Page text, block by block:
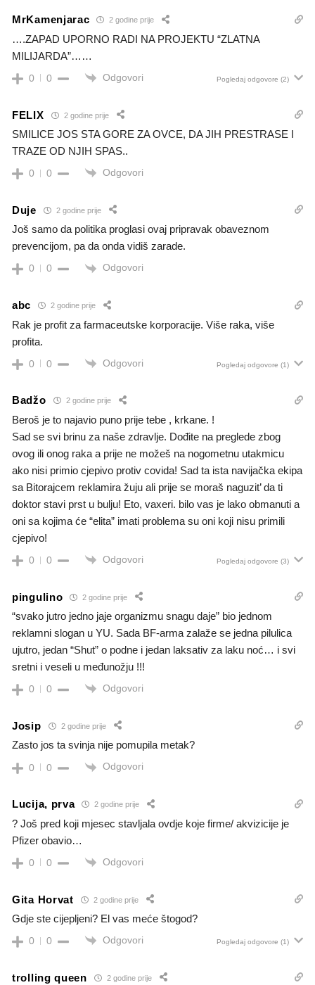
MrKamenjarac 2 godine prije
….ZAPAD UPORNO RADI NA PROJEKTU “ZLATNA
MILIJARDA”……
0 0 Odgovori Pogledaj odgovore (2)
FELIX 2 godine prije
SMILICE JOS STA GORE ZA OVCE, DA JIH PRESTRASE I
TRAZE OD NJIH SPAS..
0 0 Odgovori
Duje 2 godine prije
Još samo da politika proglasi ovaj pripravak obaveznom
prevencijom, pa da onda vidiš zarade.
0 0 Odgovori
abc 2 godine prije
Rak je profit za farmaceutske korporacije. Više raka, više
profita.
0 0 Odgovori Pogledaj odgovore (1)
Badžo 2 godine prije
Beroš je to najavio puno prije tebe , krkane. !
Sad se svi brinu za naše zdravlje. Dođite na preglede zbog
ovog ili onog raka a prije ne možeš na nogometnu utakmicu
ako nisi primio cjepivo protiv covida! Sad ta ista navijačka ekipa
sa Bitorajcem reklamira žuju ali prije se moraš naguzit’ da ti
doktor stavi prst u bulju! Eto, vaxeri. bilo vas je lako obmanuti a
oni sa kojima će “elita” imati problema su oni koji nisu primili
cjepivo!
0 0 Odgovori Pogledaj odgovore (3)
pingulino 2 godine prije
“svako jutro jedno jaje organizmu snagu daje” bio jednom
reklamni slogan u YU. Sada BF-arma zalaže se jedna pilulica
ujutro, jedan “Shut” o podne i jedan laksativ za laku noć… i svi
sretni i veseli u međunožju !!!
0 0 Odgovori
Josip 2 godine prije
Zasto jos ta svinja nije pomupila metak?
0 0 Odgovori
Lucija, prva 2 godine prije
? Još pred koji mjesec stavljala ovdje koje firme/ akvizicije je
Pfizer obavio…
0 0 Odgovori
Gita Horvat 2 godine prije
Gdje ste cijepljeni? El vas meće štogod?
0 0 Odgovori Pogledaj odgovore (1)
trolling queen 2 godine prije